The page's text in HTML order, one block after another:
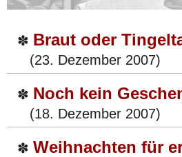
✽ Braut oder
(23. Dezember 2007)
✽ Noch kein
(18. Dezember 2007)
✽ Weihnachten für